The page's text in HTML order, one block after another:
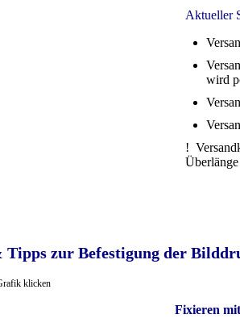
Aktueller
wird
!
Überlänge
zur Befestigung der
klicken
Fixieren